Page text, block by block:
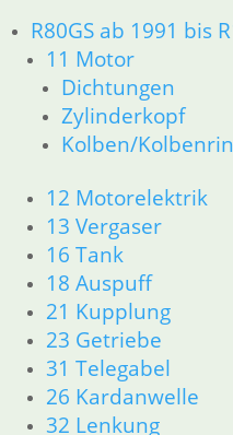
R80GS ab 1991 bis
11 Motor
Dichtungen
Zylinderkopf
Kolben/
12 Motorelektrik
13 Vergaser
16 Tank
18 Auspuff
21 Kupplung
23 Getriebe
31 Telegabel
26 Kardanwelle
32 Lenkung
11 Motor
Dichtungen
Kolben/Kolbenringe
Zylinderkopf
12 Motorelektrik
13 Vergaser
18 Auspuff
21 Kupplung
23 Getriebe
26 Kardanwelle
31 Telegabel
32 Lenkung
33 Antrieb
34 Bremsen
36 Räder
46 Rahmen & Verkleidung